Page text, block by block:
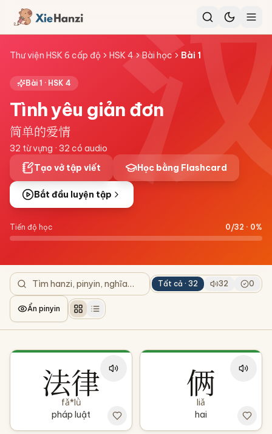
Thư viện HSK 6 cấp độ HSK 4 Bài học Bài 1
Bài 1 · HSK 4
Tình yêu giản đơn
简单的爱情
32 từ vựng · 32 có audio
Tạo vở tập viết
Học bằng Flashcard
Bắt đầu luyện tập
Tiến độ học 0/32 · 0%
Tất cả · 32 32 0
Ẩn pinyin
法律
fǎ*lǜ
pháp luật
俩
liǎ
hai